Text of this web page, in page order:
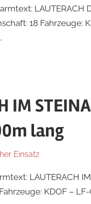
18 Fahrzeuge:
IM
lang
Einsatz
LAUTERACH
KDOF –